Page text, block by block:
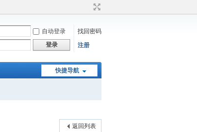
自动登录
找回密码
登录 注册
快捷导航
返回列表